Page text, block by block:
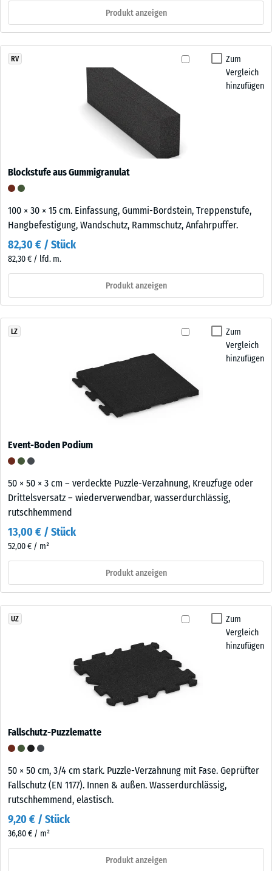
Produkt anzeigen
Zum
Vergleich
hinzufügen
RV
Blockstufe aus Gummigranulat
100 × 30 × 15 cm. Einfassung, Gummi-Bordstein, Treppenstufe,
Hangbefestigung, Wandschutz, Rammschutz, Anfahrpuffer.
82,30 € / Stück
82,30 € / lfd. m.
Produkt anzeigen
Zum
Vergleich
hinzufügen
LZ
Event-Boden Podium
50 × 50 × 3 cm – verdeckte Puzzle-Verzahnung, Kreuzfuge oder
Drittelsversatz – wiederverwendbar, wasserdurchlässig,
rutschhemmend
13,00 € / Stück
52,00 € / m²
Produkt anzeigen
Zum
Vergleich
hinzufügen
UZ
Fallschutz-Puzzlematte
50 × 50 cm, 3/4 cm stark. Puzzle-Verzahnung mit Fase. Geprüfter
Fallschutz (EN 1177). Innen & außen. Wasserdurchlässig,
rutschhemmend, elastisch.
9,20 € / Stück
36,80 € / m²
Produkt anzeigen